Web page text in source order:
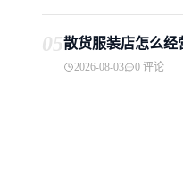
05散货服装店怎么经
2026-08-03 0 评论